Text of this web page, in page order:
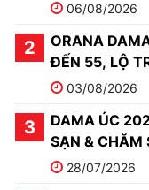
06/08/2026
ORANA
ĐẾN 55, LỘ
03/08/2026
DAMA ÚC
SẠN & CHĂM
28/07/2026